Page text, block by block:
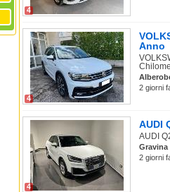
4
4
Anno
2 giorni
4
AUDI
AUDI
Gravina
2 giorni